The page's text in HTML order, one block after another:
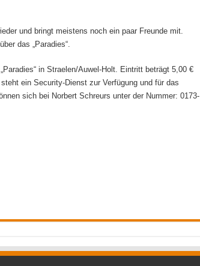
und bringt meistens noch ein paar Freunde mit.
das „Paradies“.
in Straelen/Auwel-Holt. Eintritt beträgt 5,00 €
ein Security-Dienst zur Verfügung und für das
sich bei Norbert Schreurs unter der Nummer: 0173-